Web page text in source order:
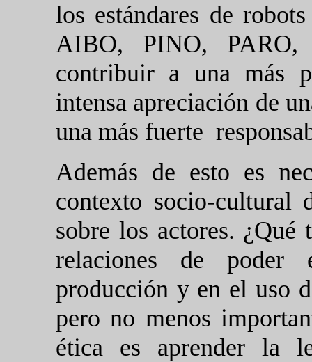
los estándares de
AIBO, PINO, PARO,
contribuir a una más
intensa apreciación de
una más fuerte
Además de esto es
contexto socio-cultural
sobre los actores.
relaciones de poder
producción y en el uso
pero no menos
ética es aprender la